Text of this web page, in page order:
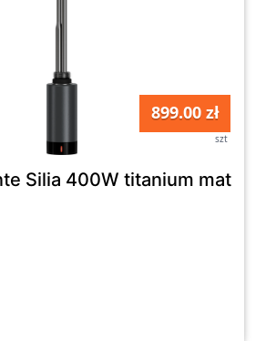
899.00 zł
szt
Silia 400W titanium mat